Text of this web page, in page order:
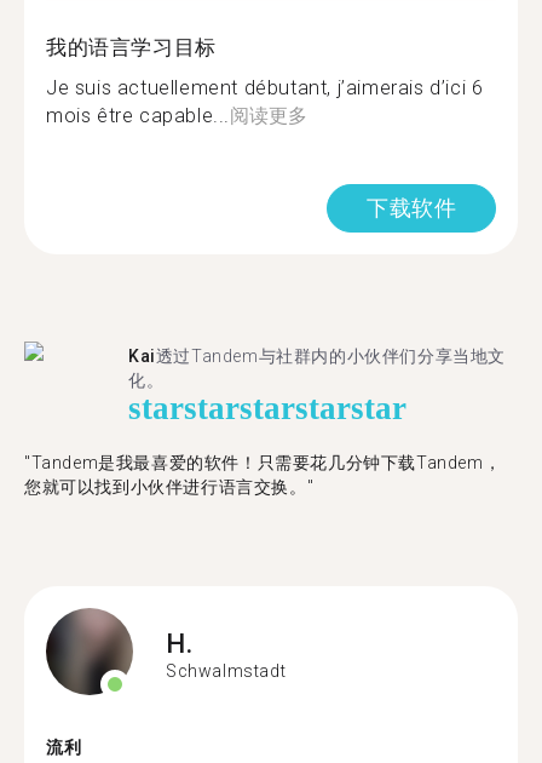
我的语言学习目标
Je suis actuellement débutant, j’aimerais d’ici 6
mois être capable...阅读更多
下载软件
Kai透过Tandem与社群内的小伙伴们分享当地文
化。
starstarstarstarstar
"Tandem是我最喜爱的软件！只需要花几分钟下载Tandem，
您就可以找到小伙伴进行语言交换。"
H.
Schwalmstadt
流利